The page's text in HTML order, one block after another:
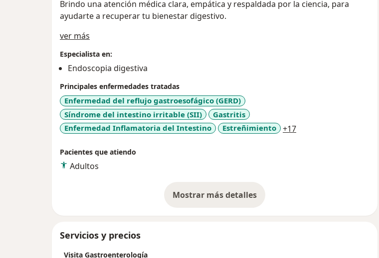
Brindo una atención médica clara, empática y respaldada por la ciencia, para
ayudarte a recuperar tu bienestar digestivo.
ver más
Especialista en:
Endoscopia digestiva
Principales enfermedades tratadas
Enfermedad del reflujo gastroesofágico (GERD)
Síndrome del intestino irritable (SII)
Gastritis
Enfermedad Inflamatoria del Intestino
Estreñimiento +17a11y_sr_more_diseases
Pacientes que atiendo
Adultos
Mostrar más detalles
sobre la experiencia
Servicios y precios
Visita Gastroenterología